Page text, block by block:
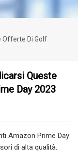
Offerte Di Golf
Queste
Day 2023
Amazon Prime Day
di alta qualità.